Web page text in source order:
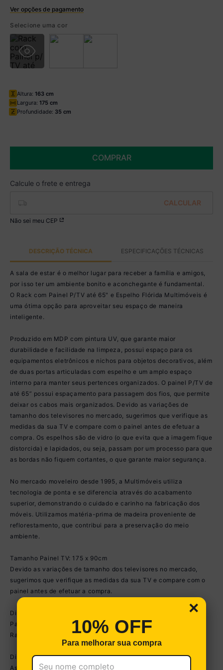
Ver opções de pagamento
R$ 569,99 à vista no Boleto
(5% de desconto)
Você economiza
Selecione uma cor
Altura: 163 cm
Largura: 175 cm
Profundidade: 35 cm
COMPRAR
Não sei meu CEP
DESCRIÇÃO TÉCNICA ESPECIFICAÇÕES TÉCNICAS
A sala de estar é o melhor lugar para receber a família e amigos,
por isso ter um ambiente bonito e aconchegante é fundamental.
O Rack com Painel P/TV até 65" e Espelho Flórida Multimóveis é
uma ótima opção para aproveitar seu espaço de maneira
inteligente.
Produzido em MDP com pintura UV, que garante maior
durabilidade e facilidade na limpeza, possui espaço para os
equipamentos eletrônicos e nichos para objetos decorativos, além
de duas portas articuladas com espelho e um amplo espaço
interno para manter seus pertences organizados. O painel P/TV de
até 65” possui espaçamento para passagem dos fios, que permite
deixar os cabos mais organizados. Devido as variações de
tamanho dos televisores no mercado, sugerimos que verifique as
medidas da sua TV e compare com o painel antes de efetuar a
compra. Os espelhos são de vidro (o que evita que a imagem fique
distorcida) e lapidados, ou seja, passam por um processo para que
as bordas não fiquem cortantes, o que garante maior segurança.
No mercado moveleiro desde 1995, a Multimóveis utiliza
tecnologia de ponta e se diferencia através do acabamento
superior, demonstrando o cuidado e carinho na fabricação dos
móveis. Utilizamos matéria-prima de madeira proveniente de
reflorestamento, que contribui para a preservação do meio
ambiente.
Tamanho Painel TV: 175 x 90cm
Devido as variações de tamanho dos televisores no mercado,
sugerimos que verifique as medidas da sua TV e compare com o
painel antes de efetuar a compra.
Dimensões do produto montado:
Painel - Altura: 90cm | Largura: 175cm | Profundidade: 2,5cm
Rack - Altura: 47,9cm | Largura: 175cm | Profundidade: 34,6cm
Disponível em 3 opções de cores: Branco - Duna - Preto.
As cores do produto podem sofrer variações de tonalidade de
×
10% OFF
Para melhorar sua compra